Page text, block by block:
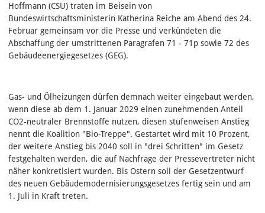
Hoffmann (CSU) ​traten im Beisein von
Bundeswirtschaftsministerin Katherina Reiche am Abend des 24.
Februar gemeinsam vor die Presse und verkündeten die
Abschaffung der umstrittenen Paragrafen 71 - 71p sowie 72 des
Gebäudeenergiegesetzes (GEG).
Gas- und Ölheizungen dürfen demnach weiter eingebaut werden,
wenn diese ab dem 1. Januar 2029 einen zunehmenden Anteil
CO2-neutraler Brennstoffe nutzen, diesen stufenweisen Anstieg
nennt die Koalition "Bio-Treppe". Gestartet wird mit 10 Prozent,
der weitere Anstieg bis 2040 soll in "drei Schritten" im Gesetz
festgehalten werden, die auf Nachfrage der Pressevertreter nicht
näher konkretisiert wurden. Bis Ostern soll der Gesetzentwurf
des neuen Gebäudemodernisierungsgesetzes fertig sein und am
1. Juli in Kraft treten.